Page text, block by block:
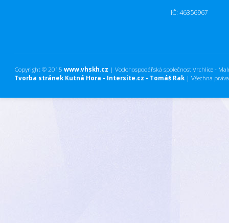
IČ: 46356967
Copyright © 2015 www.vhskh.cz | Vodohospodářská společnost Vrchlice -
Tvorba stránek Kutná Hora - Intersite.cz - Tomáš Rak | Všechna